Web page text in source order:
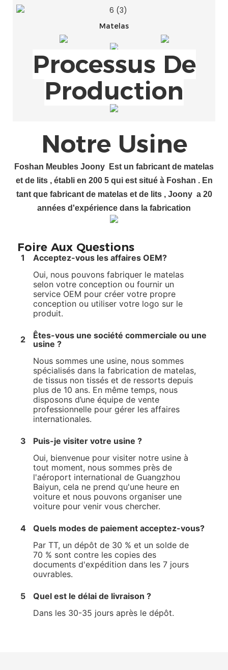
Matelas
Processus De
Production
Notre Usine
Foshan Meubles Joony Est un fabricant de matelas
et de lits , établi en 200 5qui est situé à Foshan . En
tant que fabricant de matelas et de lits , Joony a 20
années d'expérience dans la fabrication
Foire Aux Questions
1
Acceptez-vous les affaires OEM?
Oui, nous pouvons fabriquer le matelas
selon votre conception ou fournir un
service OEM pour créer votre propre
conception ou utiliser votre logo sur le
produit.
2
Êtes-vous une société commerciale ou une
usine ?
Nous sommes une usine, nous sommes
spécialisés dans la fabrication de matelas,
de tissus non tissés et de ressorts depuis
plus de 10 ans. En même temps, nous
disposons d’une équipe de vente
professionnelle pour gérer les affaires
internationales.
3
Puis-je visiter votre usine ?
Oui, bienvenue pour visiter notre usine à
tout moment, nous sommes près de
l'aéroport international de Guangzhou
Baiyun, cela ne prend qu'une heure en
voiture et nous pouvons organiser une
voiture pour venir vous chercher.
4
Quels modes de paiement acceptez-vous?
Par TT, un dépôt de 30 % et un solde de
70 % sont contre les copies des
documents d'expédition dans les 7 jours
ouvrables.
5
Quel est le délai de livraison ?
Dans les 30-35 jours après le dépôt.